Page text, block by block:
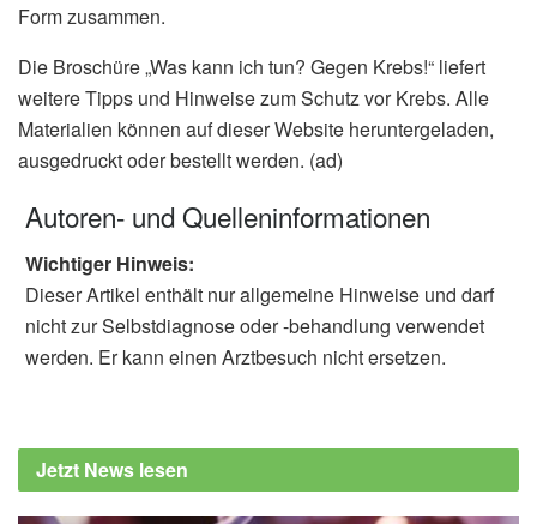
Form zusammen.
Die Broschüre „Was kann ich tun? Gegen Krebs!“ liefert
weitere Tipps und Hinweise zum Schutz vor Krebs. Alle
Materialien können auf dieser Website heruntergeladen,
ausgedruckt oder bestellt werden. (ad)
Autoren- und Quelleninformationen
Wichtiger Hinweis:
Dieser Artikel enthält nur allgemeine Hinweise und darf
nicht zur Selbstdiagnose oder -behandlung verwendet
werden. Er kann einen Arztbesuch nicht ersetzen.
Jetzt News lesen